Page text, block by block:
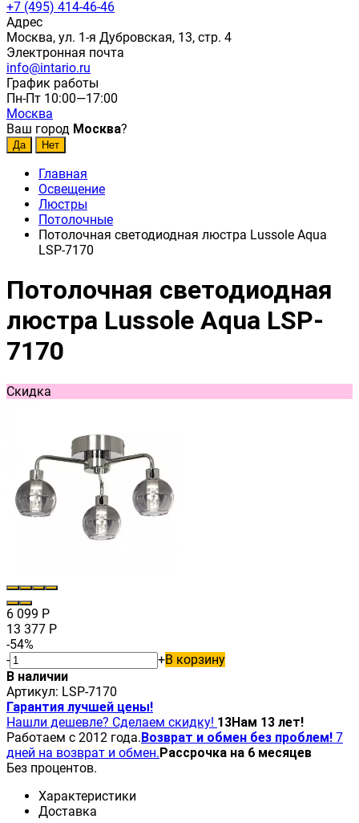
+7 (495) 414-46-46
Адрес
Москва, ул. 1-я Дубровская, 13, стр. 4
Электронная почта
info@intario.ru
График работы
Пн-Пт 10:00—17:00
Москва
Ваш город Москва?
Главная
Освещение
Люстры
Потолочные
Потолочная светодиодная люстра Lussole Aqua
LSP-7170
Потолочная светодиодная
люстра Lussole Aqua LSP-
7170
Скидка
6 099 Р
13 377 Р
-54%
-
+В корзину
В наличии
Артикул: LSP-7170
Гарантия лучшей цены!
Нашли дешевле? Сделаем скидку! 13Нам 13 лет!
Работаем с 2012 года.Возврат и обмен без проблем! 7
дней на возврат и обмен.Рассрочка на 6 месяцев
Без процентов.
Характеристики
Доставка